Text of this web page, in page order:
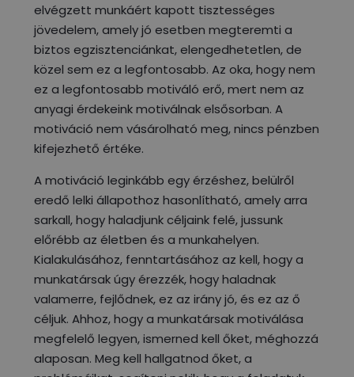
elvégzett munkáért kapott tisztességes
jövedelem, amely jó esetben megteremti a
biztos egzisztenciánkat, elengedhetetlen, de
közel sem ez a legfontosabb. Az oka, hogy nem
ez a legfontosabb motiváló erő, mert nem az
anyagi érdekeink motiválnak elsősorban. A
motiváció nem vásárolható meg, nincs pénzben
kifejezhető értéke.
A motiváció leginkább egy érzéshez, belülről
eredő lelki állapothoz hasonlítható, amely arra
sarkall, hogy haladjunk céljaink felé, jussunk
előrébb az életben és a munkahelyen.
Kialakulásához, fenntartásához az kell, hogy a
munkatársak úgy érezzék, hogy haladnak
valamerre, fejlődnek, ez az irány jó, és ez az ő
céljuk. Ahhoz, hogy a munkatársak motiválása
megfelelő legyen, ismerned kell őket, méghozzá
alaposan. Meg kell hallgatnod őket, a